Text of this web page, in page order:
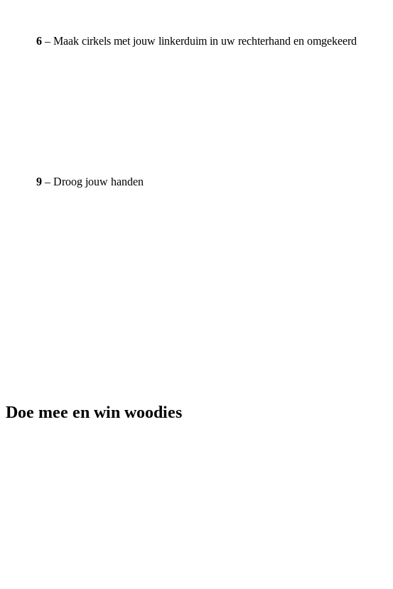
6 – Maak cirkels met jouw linkerduim in uw rechterhand en omgekeerd
9 – Droog jouw handen
Doe mee en win woodies